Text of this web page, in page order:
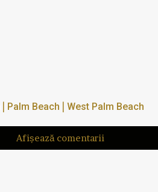
Palm Beach West Palm Beach
Afișează comentarii